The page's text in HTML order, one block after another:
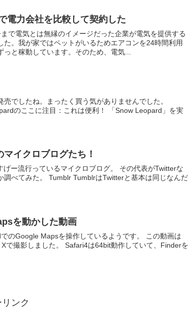
電力会社を比較して契約した
で電気とは無縁のイメージだった企業が電気を提供する
た。我が家ではペットがいるためエアコンを24時間利用
っと稼動しています。そのため、電気...
でしたね。まったく買う気がありませんでした。
のここに注目：これは便利！ 「Snow Leopard」を実
イクロブログたち！
ー流行っているマイクロブログ。 その代表がTwitterな
調べてみた。 Tumblr TumblrはTwitterと基本は同じなんだ
を動かした動画
のGoogle Mapsを操作しているようです。 この動画は
で撮影しました。 Safari4は64bit動作していて、Finderを
ンク